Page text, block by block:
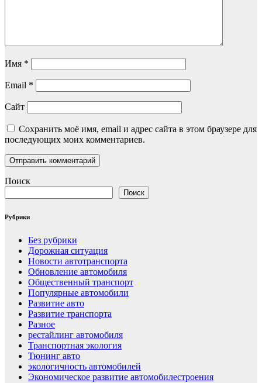
Имя *
Email *
Сайт
Сохранить моё имя, email и адрес сайта в этом браузере для
последующих моих комментариев.
Поиск
Поиск
Рубрики
Без рубрики
Дорожная ситуация
Новости автотранспорта
Обновление автомобиля
Общественный транспорт
Популярные автомобили
Развитие авто
Развитие транспорта
Разное
рестайлинг автомобиля
Транспортная экология
Тюнинг авто
экологичность автомобилей
Экономическое развитие автомобилестроения